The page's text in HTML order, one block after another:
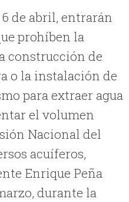
de abril, entrarán
prohíben la
construcción de
o la instalación de
para extraer agua
el volumen
Nacional del
acuíferos,
Enrique Peña
durante la